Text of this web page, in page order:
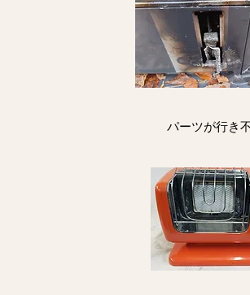
パーツが行き